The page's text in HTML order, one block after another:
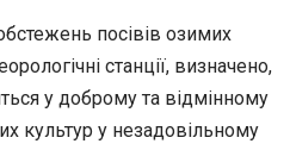
посівів озимих
станції, визначено,
у доброму та відмінному
культур у незадовільному